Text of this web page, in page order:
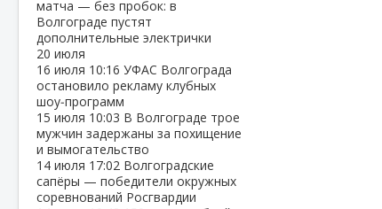
матча — без пробок: в
Волгограде пустят
дополнительные электрички
20 июля
16 июля 10:16 УФАС Волгограда
остановило рекламу клубных
шоу‑программ
15 июля 10:03 В Волгограде трое
мужчин задержаны за похищение
и вымогательство
14 июля 17:02 Волгоградские
сапёры — победители окружных
соревнований Росгвардии